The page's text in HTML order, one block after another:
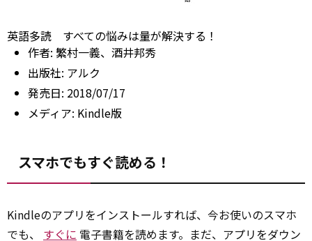
英語多読 すべての悩みは量が解決する！
作者: 繁村一義、酒井邦秀
出版社: アルク
発売日: 2018/07/17
メディア: Kindle版
スマホでもすぐ読める！
Kindleのアプリをインストールすれば、今お使いのスマホ
でも、 すぐに 電子書籍を読めます。まだ、アプリをダウン